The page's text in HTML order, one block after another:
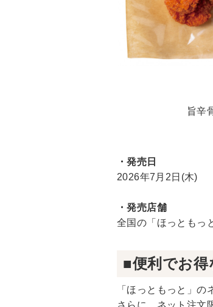
旨辛
・発売日
2026年7月2日(木)
・発売店舗
全国の「ほっともっ
■便利でお得
「ほっともっと」
さらに、ネット注文